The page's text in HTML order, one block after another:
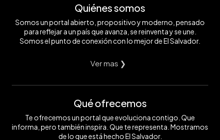
Quiénes somos
Somos un portal abierto, propositivo y moderno, pensado
para reflejar a un país que avanza, se reinventa y se une.
Somos el punto de conexión con lo mejor de El Salvador.
Ver mas ❯
Qué ofrecemos
Te ofrecemos un portal que evoluciona contigo. Que
informa, pero también inspira. Que te representa. Mostramos
de lo que está hecho El Salvador.